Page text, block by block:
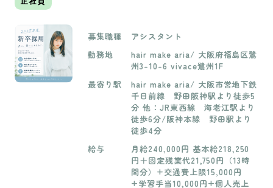
募集職種
アシスタント
勤務地
hair make aria/ 大阪府福島区鷺
州3-10-6 vivace鷺州1F
最寄り駅
hair make aria/ 大阪市営地下鉄
千日前線 野田阪神駅より徒歩5
分 他：JR東西線 海老江駅より
徒歩6分/阪神本線 野田駅より
徒歩4分
給与
月給240,000円 基本給218,250
円＋固定残業代21,750円（13時
間分）+交通費上限15,000円
+学習手当10,000円+個人売上